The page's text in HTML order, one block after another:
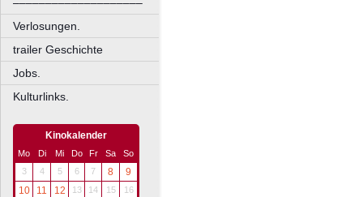
Verlosungen.
trailer Geschichte
Jobs.
Kulturlinks.
Kinokalender
Mo Di Mi Do Fr Sa
So
3
4 5 6 7 8
9
10
11 12 13 14 15 16